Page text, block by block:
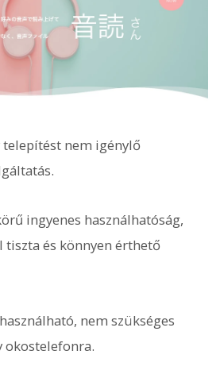
telepítést nem igénylő
ingyenes használhatóság,
és könnyen érthető
nem szükséges
okostelefonra.